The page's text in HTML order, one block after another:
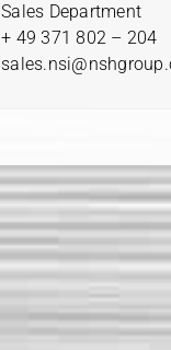
Sales Depart­ment
+ 49 371 802 – 204